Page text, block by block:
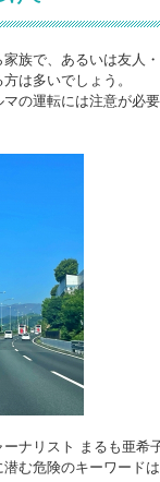
族で、あるいは友人
は多いでしょう。
の運転には注意が必
ナリスト まるも亜希
む危険のキーワード